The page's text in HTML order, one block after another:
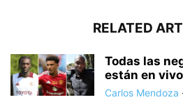
RELATED
Todas las
están en
Carlos Mendoza